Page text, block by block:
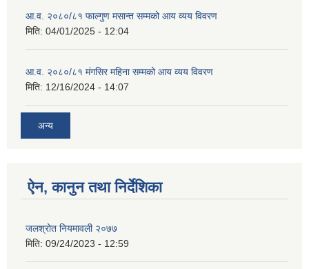
आ.व. २०८०/८१ फाल्गुण मसान्त सम्मको आय व्यय विवरण
मिति: 04/01/2025 - 12:04
आ.व. २०८०/८१ मंगसिर महिना सम्मको आय व्यय विवरण
मिति: 12/16/2024 - 14:07
अन्य
ऐन, कानुन तथा निर्देशिका
जलश्रोत नियमावली २०७७
मिति: 09/24/2023 - 12:59